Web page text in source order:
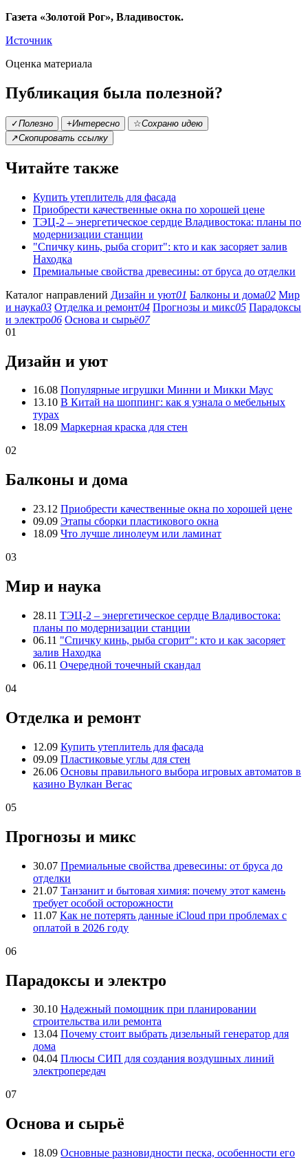
Газета «Золотой Рог», Владивосток.
Источник
Оценка материала
Публикация была полезной?
✓Полезно +Интересно ☆Сохраню идею
↗Скопировать ссылку
Читайте также
Купить утеплитель для фасада
Приобрести качественные окна по хорошей цене
ТЭЦ-2 – энергетическое сердце Владивостока: планы по
модернизации станции
"Спичку кинь, рыба сгорит": кто и как засоряет залив
Находка
Премиальные свойства древесины: от бруса до отделки
Каталог направлений Дизайн и уют01 Балконы и дома02 Мир
и наука03 Отделка и ремонт04 Прогнозы и микс05 Парадоксы
и электро06 Основа и сырьё07
01
Дизайн и уют
16.08 Популярные игрушки Минни и Микки Маус
13.10 В Китай на шоппинг: как я узнала о мебельных
турах
18.09 Маркерная краска для стен
02
Балконы и дома
23.12 Приобрести качественные окна по хорошей цене
09.09 Этапы сборки пластикового окна
18.09 Что лучше линолеум или ламинат
03
Мир и наука
28.11 ТЭЦ-2 – энергетическое сердце Владивостока:
планы по модернизации станции
06.11 "Спичку кинь, рыба сгорит": кто и как засоряет
залив Находка
06.11 Очередной точечный скандал
04
Отделка и ремонт
12.09 Купить утеплитель для фасада
09.09 Пластиковые углы для стен
26.06 Основы правильного выбора игровых автоматов в
казино Вулкан Вегас
05
Прогнозы и микс
30.07 Премиальные свойства древесины: от бруса до
отделки
21.07 Танзанит и бытовая химия: почему этот камень
требует особой осторожности
11.07 Как не потерять данные iCloud при проблемах с
оплатой в 2026 году
06
Парадоксы и электро
30.10 Надежный помощник при планировании
строительства или ремонта
13.04 Почему стоит выбрать дизельный генератор для
дома
04.04 Плюсы СИП для создания воздушных линий
электропередач
07
Основа и сырьё
18.09 Основные разновидности песка, особенности его